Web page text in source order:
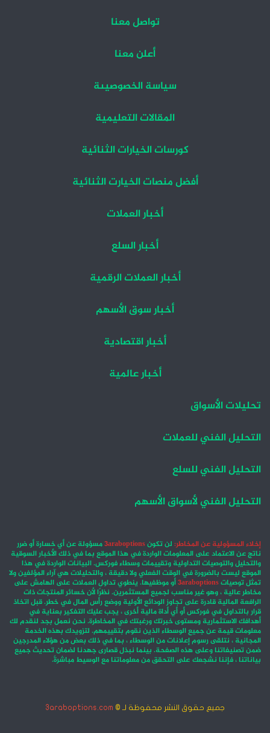
تواصل معنا
أعلن معنا
سياسة الخصوصيىة
المقالات التعليمية
كورسات الخيارات الثنائية
أفضل منصات الخيارت الثنائية
أخبار العملات
أخبار السلع
أخبار العملات الرقمية
أخبار سوق الأسهم
أخبار اقتصادية
أخبار عالمية
تحليلات الأسواق
التحليل الفني للعملات
التحليل الفني للسلع
التحليل الفني لأسواق الأسهم
إخلاء المسؤولية عن المخاطر: لن تكون3araboptionsمسؤولة عن أي خسارة أو ضرر
ناتج عن الاعتماد على المعلومات الواردة في هذا الموقع بما في ذلك الأخبار السوقية
والتحليل والتوصيات التداولية وتقييمات وسطاء فوركس. البيانات الواردة في هذا
الموقع ليست بالضرورة في الوقت الفعلي ولا دقيقة ، والتحليلات هي آراء المؤلفين ولا
تمثل توصيات3araboptionsأو موظفيها. ينطوي تداول العملات على الهامش على
مخاطر عالية ، وهو غير مناسب لجميع المستثمرين. نظرًا لأن خسائر المنتجات ذات
الرافعة المالية قادرة على تجاوز الودائع الأولية ووضع رأس المال في خطر. قبل اتخاذ
قرار بالتداول في فوركس أو أي أداة مالية أخرى ، يجب عليك التفكير بعناية في
أهدافك الاستثمارية ومستوى خبرتك ورغبتك في المخاطرة. نحن نعمل بجد لنقدم لك
معلومات قيمة عن جميع الوسطاء الذين نقوم بتقييمهم. لتزويدك بهذه الخدمة
المجانية ، نتلقى رسوم إعلانات من الوسطاء ، بما في ذلك بعض من هؤلاء المدرجين
ضمن تصنيفاتنا وعلى هذه الصفحة. بينما نبذل قصارى جهدنا لضمان تحديث جميع
بياناتنا ، فإننا نشجعك على التحقق من معلوماتنا مع الوسيط مباشرةً.
جميع حقوق النشر محفوظة لـ © 3araboptions.com